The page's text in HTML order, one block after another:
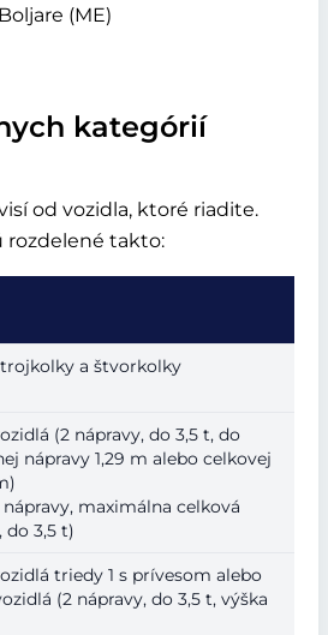
(ME)
kategórií
od vozidla, ktoré riadite.
rozdelené takto:
a štvorkolky
(2 nápravy, do 3,5 t, do
nápravy 1,29 m alebo celkovej
maximálna celková
do 3,5 t)
triedy 1 s prívesom alebo
(2 nápravy, do 3,5 t, výška